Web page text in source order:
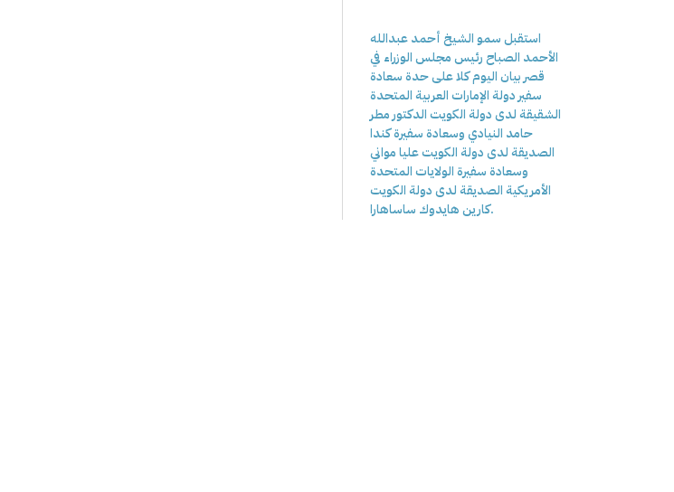
استقبل سمو الشيخ أحمد عبدالله
الأحمد الصباح رئيس مجلس الوزراء في
قصر بيان اليوم كلا على حدة سعادة
سفير دولة الإمارات العربية المتحدة
الشقيقة لدى دولة الكويت الدكتور مطر
حامد النيادي وسعادة سفيرة كندا
الصديقة لدى دولة الكويت عليا مواني
وسعادة سفيرة الولايات المتحدة
الأمريكية الصديقة لدى دولة الكويت
كارين هايدوك ساساهارا.